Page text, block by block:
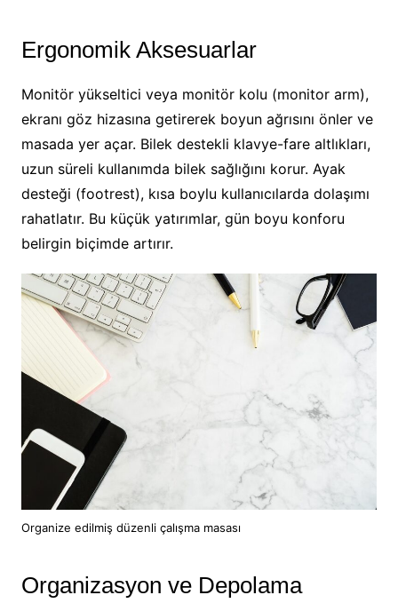
Ergonomik Aksesuarlar
Monitör yükseltici veya monitör kolu (monitor arm),
ekranı göz hizasına getirerek boyun ağrısını önler ve
masada yer açar. Bilek destekli klavye-fare altlıkları,
uzun süreli kullanımda bilek sağlığını korur. Ayak
desteği (footrest), kısa boylu kullanıcılarda dolaşımı
rahatlatır. Bu küçük yatırımlar, gün boyu konforu
belirgin biçimde artırır.
Organize edilmiş düzenli çalışma masası
Organizasyon ve Depolama